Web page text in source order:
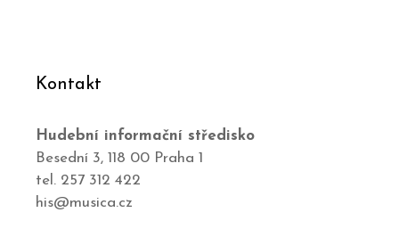
Kontakt
Hudební informační středisko
Besední 3, 118 00 Praha 1
tel. 257 312 422
his@musica.cz